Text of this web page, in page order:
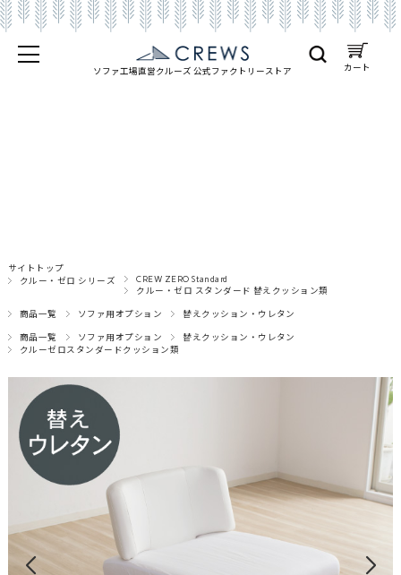
ソファ工場直営クルーズ 公式ファクトリーストア カート
サイトトップ
クルー・ゼロ シリーズ
CREW ZERO Standard
クルー・ゼロ スタンダード 替えクッション類
商品一覧 ソファ用オプション 替えクッション・ウレタン
商品一覧 ソファ用オプション
替えクッション・ウレタン
クルーゼロスタンダードクッション類